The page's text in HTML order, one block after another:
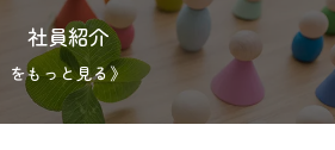
社員紹介
をもっと見る》